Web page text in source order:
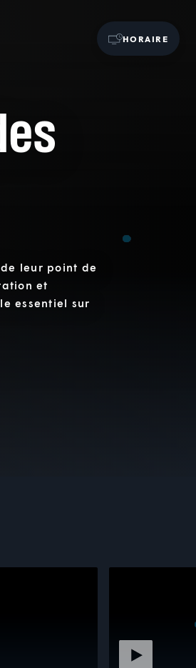
HORAIRE
leur point de
et
essentiel sur